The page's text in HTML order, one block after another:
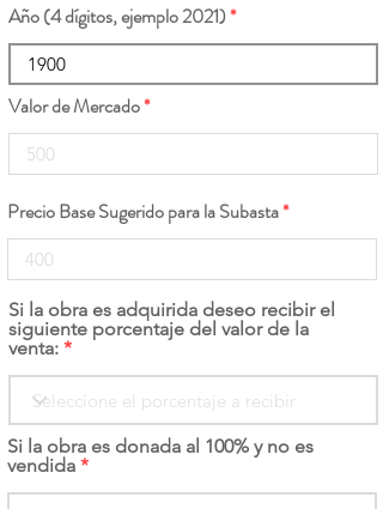
Año (4 dígitos, ejemplo 2021)
Valor de Mercado
Precio Base Sugerido para la Subasta
Si la obra es adquirida deseo recibir el
siguiente porcentaje del valor de la
venta:
Si la obra es donada al 100% y no es
vendida